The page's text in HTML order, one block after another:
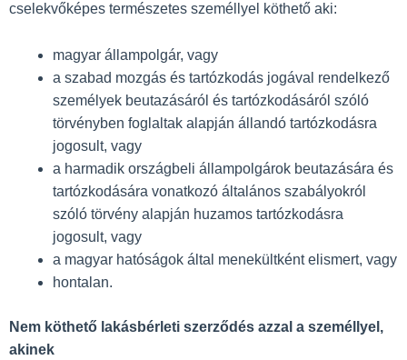
cselekvőképes természetes személlyel köthető aki:
magyar állampolgár, vagy
a szabad mozgás és tartózkodás jogával rendelkező
személyek beutazásáról és tartózkodásáról szóló
törvényben foglaltak alapján állandó tartózkodásra
jogosult, vagy
a harmadik országbeli állampolgárok beutazására és
tartózkodására vonatkozó általános szabályokról
szóló törvény alapján huzamos tartózkodásra
jogosult, vagy
a magyar hatóságok által menekültként elismert, vagy
hontalan.
Nem köthető lakásbérleti szerződés azzal a személlyel,
akinek